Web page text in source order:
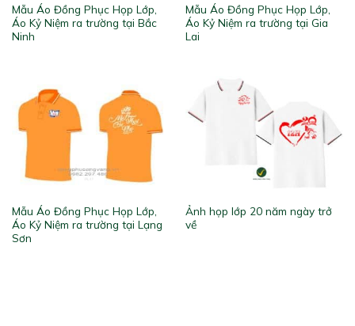
Mẫu Áo Đồng Phục Họp Lớp,
Áo Kỷ Niệm ra trường tại Bắc
Ninh
Mẫu Áo Đồng Phục Họp Lớp,
Áo Kỷ Niệm ra trường tại Gia
Lai
Mẫu Áo Đồng Phục Họp Lớp,
Áo Kỷ Niệm ra trường tại Lạng
Sơn
Ảnh họp lớp 20 năm ngày trở
về